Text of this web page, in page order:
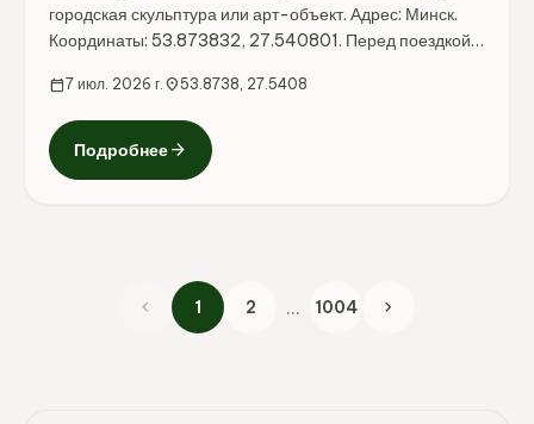
городская скульптура или арт-объект. Адрес: Минск.
Координаты: 53.873832, 27.540801. Перед поездкой
и актуальные условия на официальных ресурсах.
calendar_today7 июл. 2026 г. location_on53.8738, 27.5408
Подробнееarrow_forward
chevron_left 1 2 ... 1004 chevron_right